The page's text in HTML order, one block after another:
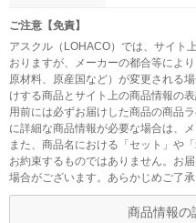
ご注意【免責】
アスクル（LOHACO）では、サイト
おりますが、メーカーの都合等によ
原材料、原産国など）が変更される
けする商品とサイト上の商品情報の
用前には必ずお届けした商品の商品
に詳細な商品情報が必要な場合は、
また、商品名における「セット」や
お約束するものではありません。お
場合がございます。あらかじめご了承
商品情報の